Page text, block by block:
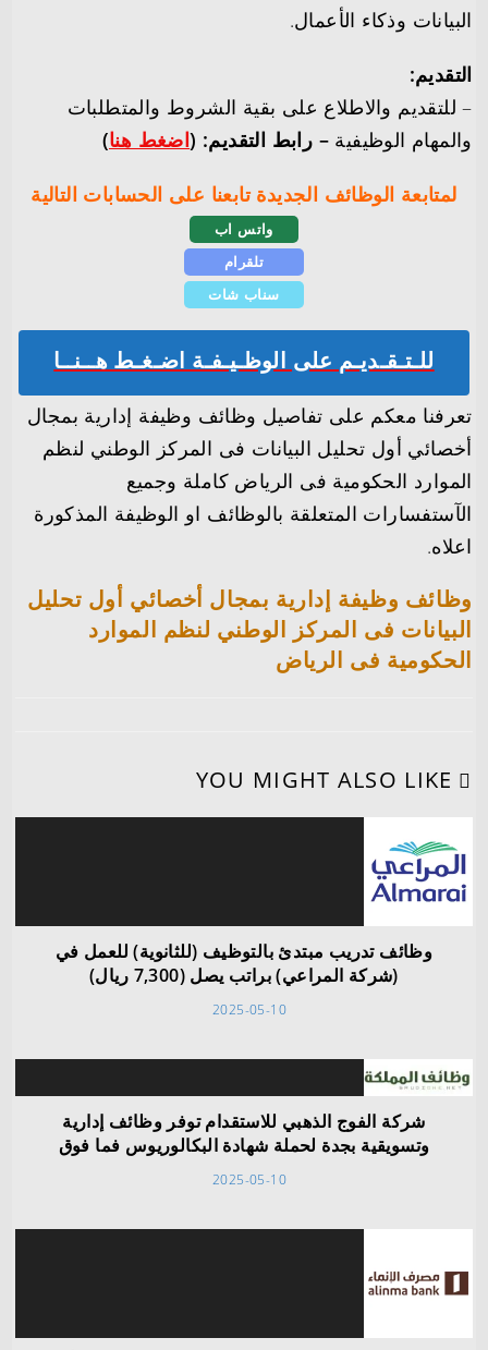
البيانات وذكاء الأعمال.
التقديم:
– للتقديم والاطلاع على بقية الشروط والمتطلبات
والمهام الوظيفية– رابط التقديم: (اضغط هنا)
لمتابعة الوظائف الجديدة تابعنا على الحسابات التالية
واتس اب
تلقرام
سناب شات
للـتـقـديـم على الوظـيـفـة اضـغـط هــنــا
تعرفنا معكم على تفاصيل وظائف وظيفة إدارية بمجال
أخصائي أول تحليل البيانات فى المركز الوطني لنظم
الموارد الحكومية فى الرياض كاملة وجميع
الآستفسارات المتعلقة بالوظائف او الوظيفة المذكورة
اعلاه.
وظائف وظيفة إدارية بمجال أخصائي أول تحليل
البيانات فى المركز الوطني لنظم الموارد
الحكومية فى الرياض
YOU MIGHT ALSO LIKE
وظائف تدريب مبتدئ بالتوظيف (للثانوية) للعمل في
(شركة المراعي) براتب يصل (7,300 ريال)
2025-05-10
شركة الفوج الذهبي للاستقدام توفر وظائف إدارية
وتسويقية بجدة لحملة شهادة البكالوريوس فما فوق
2025-05-10